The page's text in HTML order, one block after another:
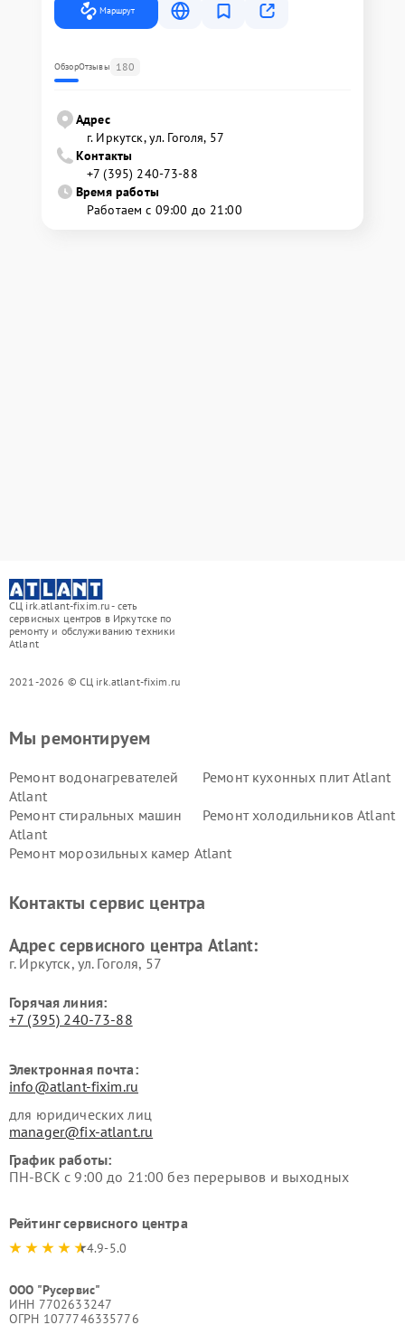
Маршрут
ОбзорОтзывы 180
Адрес
г. Иркутск, ул. ​Гоголя, 57
Контакты
+7 (395) 240-73-88
Время работы
Работаем с 09:00 до 21:00
СЦ irk.atlant-fixim.ru - сеть
сервисных центров в Иркутске по
ремонту и обслуживанию техники
Atlant
2021-2026 © СЦ irk.atlant-fixim.ru
Мы ремонтируем
Ремонт водонагревателей
Atlant
Ремонт кухонных плит Atlant
Ремонт стиральных машин
Atlant
Ремонт холодильников Atlant
Ремонт морозильных камер Atlant
Контакты сервис центра
Адрес сервисного центра Atlant:
г. Иркутск, ул. ​Гоголя, 57
Горячая линия:
+7 (395) 240-73-88
Электронная почта:
info@atlant-fixim.ru
для юридических лиц
manager@fix-atlant.ru
График работы:
ПН-ВСК с 9:00 до 21:00 без перерывов и выходных
Рейтинг сервисного центра
4.9-5.0
ООО "Русервис"
ИНН 7702633247
ОГРН 1077746335776